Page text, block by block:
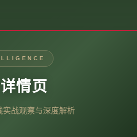
情页
战观察与深度解析